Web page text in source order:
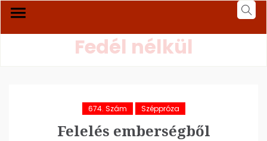
Fedél nélkül
674. Szám Széppróza
Felelés emberségből